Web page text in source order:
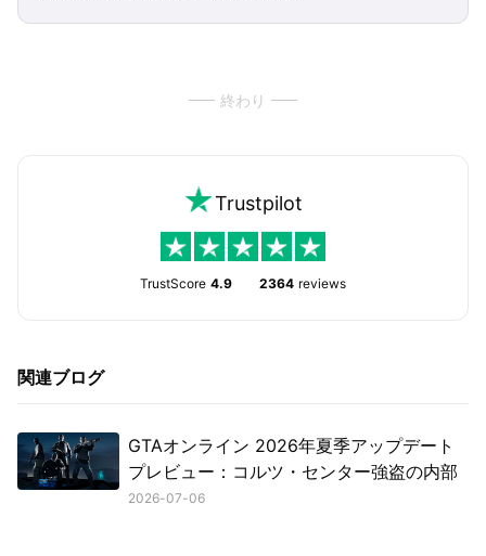
終わり
Trustpilot
TrustScore 4.9 2364 reviews
関連ブログ
GTAオンライン 2026年夏季アップデート
プレビュー：コルツ・センター強盗の内部
2026-07-06